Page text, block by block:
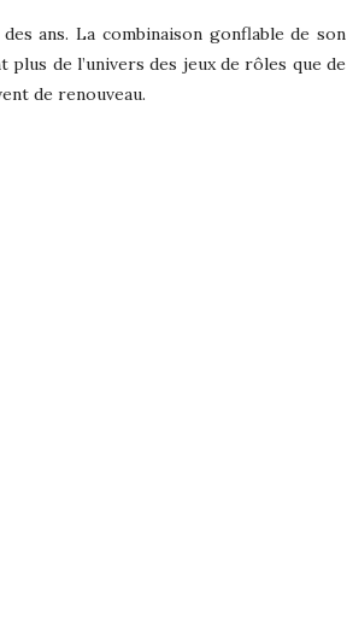
ans. La combinaison gonflable de son
de l’univers des jeux de rôles que de
de renouveau.